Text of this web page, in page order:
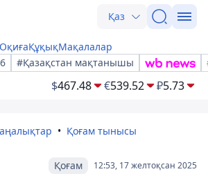
Қаз
ОқиғаҚұқықМақалалар
#Қазақстан мақтанышы
$467.48 €539.52 ₽5.73
Қоғам тынысы
12:53, 17 желтоқсан 2025
Қоғам